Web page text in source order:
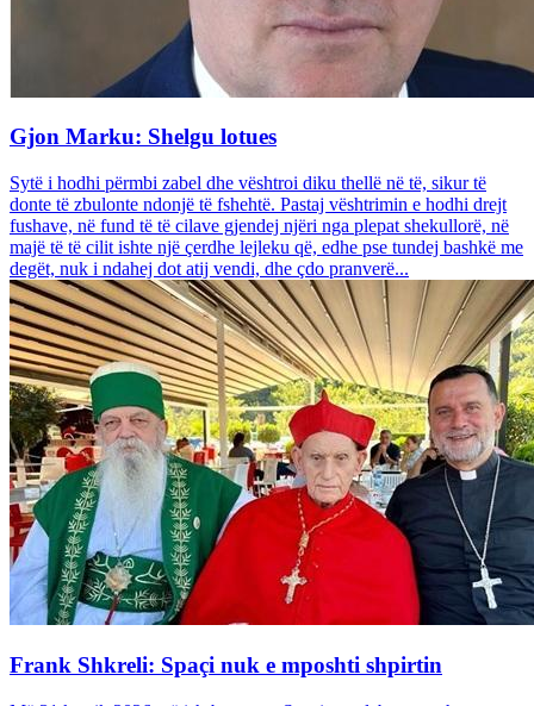
Gjon Marku: Shelgu lotues
Sytë i hodhi përmbi zabel dhe vështroi diku thellë në të, sikur të
donte të zbulonte ndonjë të fshehtë. Pastaj vështrimin e hodhi drejt
fushave, në fund të të cilave gjendej njëri nga plepat shekullorë, në
majë të të cilit ishte një çerdhe lejleku që, edhe pse tundej bashkë me
degët, nuk i ndahej dot atij vendi, dhe çdo pranverë...
Frank Shkreli: Spaçi nuk e mposhti shpirtin